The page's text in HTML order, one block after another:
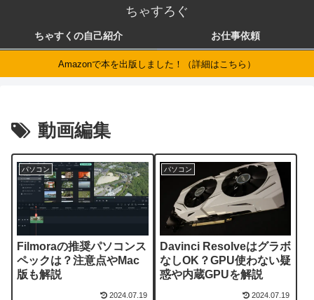
ちゃすろぐ
ちゃすくの自己紹介 お仕事依頼
Amazonで本を出版しました！（詳細はこちら）
動画編集
パソコン
Filmoraの推奨パソコンス
ペックは？注意点やMac
版も解説
2024.07.19
パソコン
Davinci Resolveはグラボ
なしOK？GPU使わない疑
惑や内蔵GPUを解説
2024.07.19